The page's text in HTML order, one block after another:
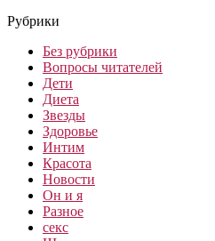
Рубрики
Без рубрики
Вопросы читателей
Дети
Диета
Звезды
Здоровье
Интим
Красота
Новости
Он и я
Разное
секс